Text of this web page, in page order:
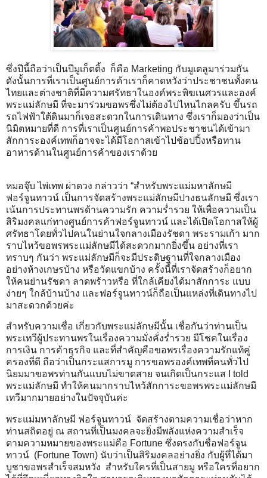
ซึ่งปีนี้ถือว่าเป็นปีมูเก็ตติ้ง ก็คือ Marketing กับมูเตลูมาร่วมกัน
ดังนั้นการที่เราเป็นศูนย์การค้าเราก็คาดหวังว่าประชาชนทั้งคน
ไทยและต่างชาติที่มีความศรัทธาในองค์พระพิฆเนศวรและองค์
พระแม่ลักษมี ที่จะมาร่วมขอพรซึ่งไม่ต้องไปไหนไกลครับ ขึ้นรถ
รถไฟฟ้าใต้ดินมาก็เจอสะดวกในการเดินทาง ซึ่งเราก็มองว่าเป็น
นิมิตหมายที่ดี การที่เราเป็นศูนย์การค้าพอประชาชนได้เข้ามา
สักการะองค์เทพก็อาจจะได้มีโอกาสเข้าไปช้อปปิ้งหรือทาน
อาหารด้านในศูนย์การค้าของเราด้วย
หมอจุ๊บ ไพ่เทพ ผ่าดวง กล่าวว่า “สำหรับพระแม่มหาลักษมี
ฟอร์จูนทาวน์ เป็นการจัดสร้างพระแม่ลักษมีปางธนลักษมี ซึ่งเรา
เน้นการประทานพรด้านความรัก ความร่ำรวย ให้เพื่อความเป็น
สิริมงคลแก่ทางศูนย์การค้าฟอร์จูนทาวน์ และได้เปิดโอกาสให้ผู้
ศรัทธาโดยทั่วไปคนในย่านใจกลางเมืองรัชดา พระรามเก้า มาก
ราบไหว้ขอพรพระแม่ลักษมีได้สะดวกมากยิ่งขึ้น อย่างที่เรา
ทราบๆ กันว่า พระแม่ลักษมีก็จะมีประดิษฐานที่ใจกลางเมือง
อย่างห้างเกษรบ้าง หรือวัดแขกบ้าง ครั้งนี้ที่เราจัดสร้างก็อยาก
ให้คนย่านรัชดา ลาดพร้าวหรือ ที่ใกล้เคียงได้มาสักการะ แบบ
ง่ายๆ ใกล้บ้านบ้าง และฟอร์จูนทาวน์ก็ถือเป็นแหล่งที่เดินทางไป
มาสะดวกด้วยค่ะ
สำหรับความเชื่อ เกี่ยวกับพระแม่ลักษมีนั้น เชื่อกันว่าท่านเป็น
พระเทวีผู้ประทานพรในเรื่องความมั่งคั่งร่ำรวย มีโชคในเรื่อง
การเงิน การค้าธุรกิจ และที่สำคัญคือขอพรเรื่องความรักแท้คู่
ครองที่ดี ถือว่าเป็นกระแสการมู การขอพรองค์เทพที่คนทั่วไป
นิยมมาขอพรท่านกันแบบไม่ขาดสาย จนเกิดเป็นกระแส I told
พระแม่ลักษมี ทำให้คนมากราบไหว้สักการะขอพรพระแม่ลักษมี
เทวีมากมายอย่างในปัจจุบันค่ะ
พระแม่มหาลักษมี ฟอร์จูนทาวน์ จัดสร้างตามความเชื่อว่าหาก
ท่านสถิตอยู่ ณ สถานที่เป็นมงคลจะยิ่งมีพลังแห่งความสำเร็จ
ตามความหมายของพระแม่คือ Fortune ซึ่งตรงกับชื่อฟอร์จูน
ทาวน์ (Fortune Town) นับว่าเป็นสิริมงคลอย่างยิ่ง กับผู้ที่ได้มา
บูชาขอพรสำเร็จสมหวัง สำหรับใครที่เป็นสายมู หรือใครที่อยาก